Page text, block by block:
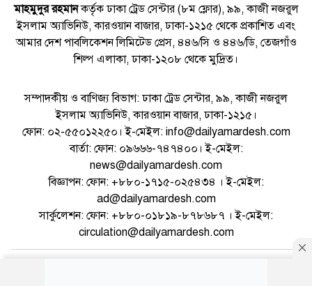
মাহমুদুর রহমানকর্তৃক ঢাকা ট্রেড সেন্টার (৮ম ফ্লোর), ৯৯, কাজী নজরুল
ইসলাম অ্যাভিনিউ, কারওয়ান বাজার, ঢাকা-১২১৫ থেকে প্রকাশিত এবং
আমার দেশ পাবলিকেশন লিমিটেড প্রেস, ৪৪৬/সি ও ৪৪৬/ডি, তেজগাঁও
শিল্প এলাকা, ঢাকা-১২০৮ থেকে মুদ্রিত।
সম্পাদকীয় ও বাণিজ্য বিভাগ: ঢাকা ট্রেড সেন্টার, ৯৯, কাজী নজরুল
ইসলাম অ্যাভিনিউ, কারওয়ান বাজার, ঢাকা-১২১৫।
ফোন: ০২-৫৫০১২২৫০। ই-মেইল: info@dailyamardesh.com
বার্তা: ফোন: ০৯৬৬৬-৭৪৭৪০০। ই-মেইল:
news@dailyamardesh.com
বিজ্ঞাপন: ফোন: +৮৮০-১৭১৫-০২৫৪৩৪ । ই-মেইল:
ad@dailyamardesh.com
সার্কুলেশন: ফোন: +৮৮০-০১৮১৯-৮৭৮৬৮৭ । ই-মেইল:
circulation@dailyamardesh.com